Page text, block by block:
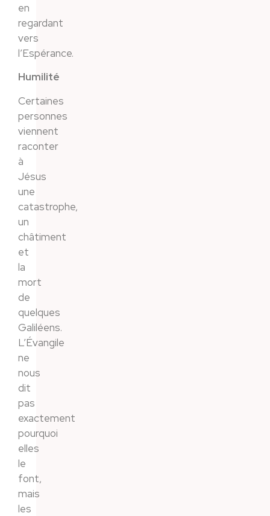
en
regardant
vers
l’Espérance.
Humilité
Certaines
personnes
viennent
raconter
à
Jésus
une
catastrophe,
un
châtiment
et
la
mort
de
quelques
Galiléens.
L’Évangile
ne
nous
dit
pas
exactement
pourquoi
elles
le
font,
mais
les